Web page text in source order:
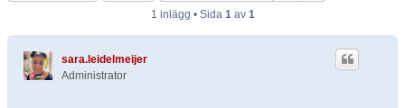
1 inlägg • Sida 1av 1
sara.leidelmeijer
Administrator